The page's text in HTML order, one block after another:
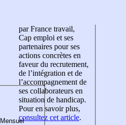
par France travail,
Cap emploi et ses
partenaires pour ses
actions concrètes en
faveur du recrutement,
de l’intégration et de
l’accompagnement de
ses collaborateurs en
situation de handicap.
Pour en savoir plus,
consultez cet article.